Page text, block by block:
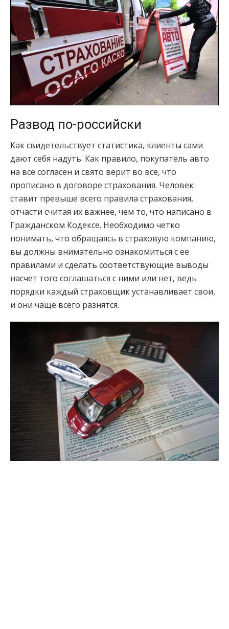
Развод по-российски
Как свидетельствует статистика, клиенты сами
дают себя надуть. Как правило, покупатель авто
на все согласен и свято верит во все, что
прописано в договоре страхования. Человек
ставит превыше всего правила страхования,
отчасти считая их важнее, чем то, что написано в
Гражданском Кодексе. Необходимо четко
понимать, что обращаясь в страховую компанию,
вы должны внимательно ознакомиться с ее
правилами и сделать соответствующие выводы
насчет того соглашаться с ними или нет, ведь
порядки каждый страховщик устанавливает свои,
и они чаще всего разнятся.